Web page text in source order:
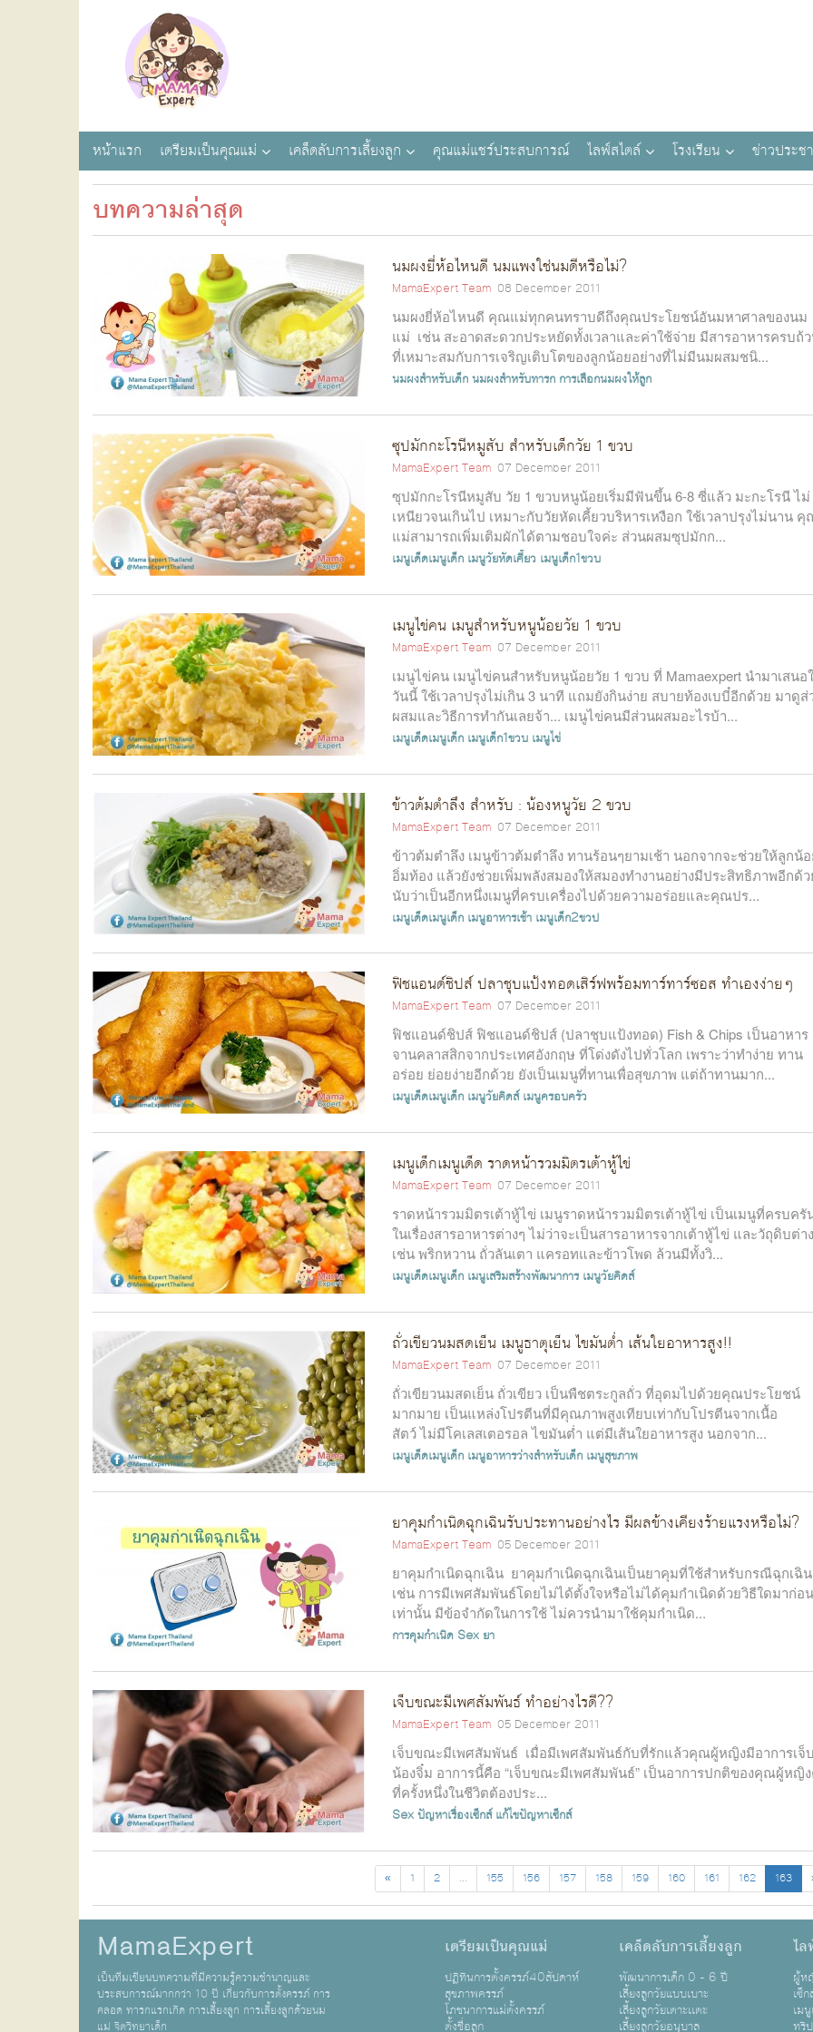
หน้าแรก เตรียมเป็นคุณแม่ เคล็ดลับการเลี้ยงลูก คุณแม่แชร์ประสบการณ์ ไลฟ์สไตล์ โรงเรียน ข่าวประ
บทความล่าสุด
นมผงยี่ห้อไหนดี นมแพงใช่นมดีหรือไม่?
MamaExpert Team 08 December 2011
นมผงยี่ห้อไหนดี คุณแม่ทุกคนทราบดีถึงคุณประโยชน์อันมหาศาลของนม
แม่ เช่น สะอาดสะดวกประหยัดทั้งเวลาและค่าใช้จ่าย มีสารอาหารครบถ้
ที่เหมาะสมกับการเจริญเติบโตของลูกน้อยอย่างที่ไม่มีนมผสมชนิ...
นมผงสำหรับเด็กนมผงสำหรับทารก การเลือกนมผงให้ลูก
ซุปมักกะโรนีหมูสับ สำหรับเด็กวัย 1 ขวบ
MamaExpert Team 07 December 2011
ซุปมักกะโรนีหมูสับ วัย 1 ขวบหนูน้อยเริ่มมีฟันขึ้น 6-8 ซี่แล้ว มะกะโรนี ไม่
เหนียวจนเกินไป เหมาะกับวัยหัดเคี้ยวบริหารเหงือก ใช้เวลาปรุงไม่นาน
แม่สามารถเพิ่มเติมผักได้ตามชอบใจค่ะ ส่วนผสมซุปมักก...
เมนูเด็ดเมนูเด็ก เมนูวัยหัดเคี้ยว เมนูเด็ก1ขวบ
เมนูไข่คน เมนูสำหรับหนูน้อยวัย 1 ขวบ
MamaExpert Team 07 December 2011
เมนูไข่คน เมนูไข่คนสำหรับหนูน้อยวัย 1 ขวบ ที่ Mamaexpert นำมาเสนอ
วันนี้ ใช้เวลาปรุงไม่เกิน 3 นาที แถมยังกินง่าย สบายท้องเบบี๋อีกด้วย มาดูส่
ผสมและวิธีการทำกันเลยจ้า... เมนูไข่คนมีส่วนผสมอะไรบ้า...
เมนูเด็ดเมนูเด็ก เมนูเด็ก1ขวบ เมนูไข่
ข้าวต้มตำลึง สำหรับ : น้องหนูวัย 2 ขวบ
MamaExpert Team 07 December 2011
ข้าวต้มตำลึง เมนูข้าวต้มตำลึง ทานร้อนๆยามเช้า นอกจากจะช่วยให้ลูกน้
อิ่มท้อง แล้วยังช่วยเพิ่มพลังสมองให้สมองทำงานอย่างมีประสิทธิภาพอีกด้
นับว่าเป็นอีกหนึ่งเมนูที่ครบเครื่องไปด้วยความอร่อยและคุณปร...
เมนูเด็ดเมนูเด็ก เมนูอาหารเช้า เมนูเด็ก2ขวป
ฟิชแอนด์ชิปส์ ปลาชุบแป้งทอดเสิร์ฟพร้อมทาร์ทาร์ซอส ทำเองง่ายๆ
MamaExpert Team 07 December 2011
ฟิชแอนด์ชิปส์ ฟิชแอนด์ชิปส์ (ปลาชุบแป้งทอด) Fish & Chips เป็นอาหาร
จานคลาสสิกจากประเทศอังกฤษ ที่โด่งดังไปทั่วโลก เพราะว่าทำง่าย ทาน
อร่อย ย่อยง่ายอีกด้วย ยังเป็นเมนูที่ทานเพื่อสุขภาพ แต่ถ้าทานมาก...
เมนูเด็ดเมนูเด็ก เมนูวัยคิดส์ เมนูครอบครัว
เมนูเด็กเมนูเด็ด ราดหน้ารวมมิตรเต้าหู้ไข่
MamaExpert Team 07 December 2011
ราดหน้ารวมมิตรเต้าหู้ไข่ เมนูราดหน้ารวมมิตรเต้าหู้ไข่ เป็นเมนูที่ครบครั
ในเรื่องสารอาหารต่างๆ ไม่ว่าจะเป็นสารอาหารจากเต้าหู้ไข่ และวัถุดิบต่า
เช่น พริกหวาน ถั่วลันเตา แครอทและข้าวโพด ล้วนมีทั้งวิ...
เมนูเด็ดเมนูเด็ก เมนูเสริมสร้างพัฒนาการ เมนูวัยคิดส์
ถั่วเขียวนมสดเย็น เมนูธาตุเย็น ไขมันต่ำ เส้นใยอาหารสูง!!
MamaExpert Team 07 December 2011
ถั่วเขียวนมสดเย็น ถั่วเขียว เป็นพืชตระกูลถั่ว ที่อุดมไปด้วยคุณประโยชน์
มากมาย เป็นแหล่งโปรตีนที่มีคุณภาพสูงเทียบเท่ากับโปรตีนจากเนื้อ
สัตว์ ไม่มีโคเลสเตอรอล ไขมันต่ำ แต่มีเส้นใยอาหารสูง นอกจาก...
เมนูเด็ดเมนูเด็ก เมนูอาหารว่างสำหรับเด็ก เมนูสุขภาพ
ยาคุมกำเนิดฉุกเฉินรับประทานอย่างไร มีผลข้างเคียงร้ายแรงหรือไม่?
MamaExpert Team 05 December 2011
ยาคุมกำเนิดฉุกเฉิน ยาคุมกำเนิดฉุกเฉินเป็นยาคุมที่ใช้สำหรับกรณีฉุกเฉิน
เช่น การมีเพศสัมพันธ์โดยไม่ได้ตั้งใจหรือไม่ได้คุมกำเนิดด้วยวิธีใดมาก่อน
เท่านั้น มีข้อจำกัดในการใช้ ไม่ควรนำมาใช้คุมกำเนิด...
การคุมกำเนิด Sex ยา
เจ็บขณะมีเพศสัมพันธ์ ทำอย่างไรดี??
MamaExpert Team 05 December 2011
เจ็บขณะมีเพศสัมพันธ์ เมื่อมีเพศสัมพันธ์กับที่รักแล้วคุณผู้หญิงมีอาการเจ็
น้องจิ๋ม อาการนี้คือ “เจ็บขณะมีเพศสัมพันธ์” เป็นอาการปกติของคุณผู้หญิ
ที่ครั้งหนึ่งในชีวิตต้องประ...
Sexปัญหาเรื่องเซ็กส์ แก้ไขปัญหาเซ็กส์
« 1 2 ... 155 156 157 158 159 160 161 162 163
MamaExpert
เป็นทีมเขียนบทความที่มีความรู้ความชำนาญและ
ประสบการณ์มากกว่า 10 ปี เกี่ยวกับการตั้งครรภ์ การ
คลอด ทารกแรกเกิด การเลี้ยงลูก การเลี้ยงลูกด้วยนม
แม่ จิตวิทยาเด็ก
เตรียมเป็นคุณแม่
ปฏิทินการตั้งครรภ์40สัปดาห์
สุขภาพครรภ์
โภชนาการแม่ตั้งครรภ์
ตั้งชื่อลูก
เคล็ดลับการเลี้ยงลูก
พัฒนาการเด็ก 0 - 6 ปี
เลี้ยงลูกวัยแบบเบาะ
เลี้ยงลูกวัยเตาะเเตะ
เลี้ยงลูกวัยอนุบาล
ไ
ผู้ห
เซ็
เม
ทริ